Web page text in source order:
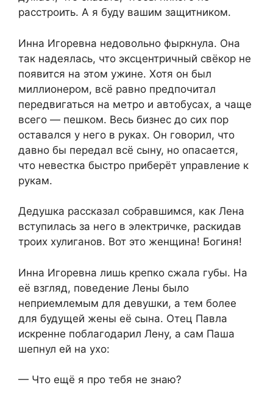
расстроить. А я буду вашим защитником.
Инна Игоревна недовольно фыркнула. Она
так надеялась, что эксцентричный свёкор не
появится на этом ужине. Хотя он был
миллионером, всё равно предпочитал
передвигаться на метро и автобусах, а чаще
всего — пешком. Весь бизнес до сих пор
оставался у него в руках. Он говорил, что
давно бы передал всё сыну, но опасается,
что невестка быстро приберёт управление к
рукам.
Дедушка рассказал собравшимся, как Лена
вступилась за него в электричке, раскидав
троих хулиганов. Вот это женщина! Богиня!
Инна Игоревна лишь крепко сжала губы. На
её взгляд, поведение Лены было
неприемлемым для девушки, а тем более
для будущей жены её сына. Отец Павла
искренне поблагодарил Лену, а сам Паша
шепнул ей на ухо:
— Что ещё я про тебя не знаю?